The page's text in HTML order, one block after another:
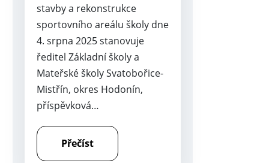
stavby a rekonstrukce
sportovního areálu školy dne
4. srpna 2025 stanovuje
ředitel Základní školy a
Mateřské školy Svatobořice-
Mistřín, okres Hodonín,
příspěvková…
Přečíst